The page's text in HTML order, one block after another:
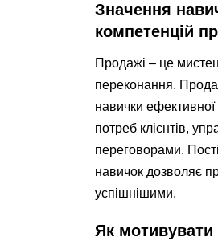
Значення
компетенцій
Продажі – це
переконання.
навички ефективної
потреб клієнтів,
переговорами.
навичок дозволяє
успішнішими.
Як мотивувати